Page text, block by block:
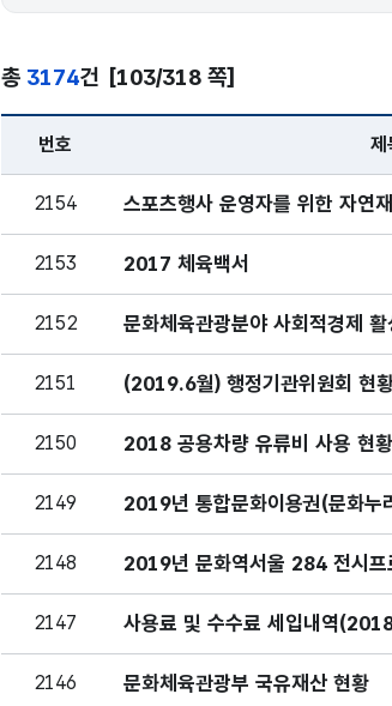
총 3174건 [103/318 쪽]
분야별 정책 - 전체 - 번호, 제목, 담당부서, 게시
번호 제
2154 스포츠행사 운영자를 위한 자연
2153 2017 체육백서
2152 문화체육관광분야 사회적경제
2151 (2019.6월) 행정기관위원회 현
2150 2018 공용차량 유류비 사용 현황
2149 2019년 통합문화이용권(문화누
2148 2019년 문화역서울 284 전시프
2147 사용료 및 수수료 세입내역
2146 문화체육관광부 국유재산 현황